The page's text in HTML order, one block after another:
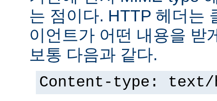
는 점이다. HTTP 헤더는
이언트가 어떤 내용을 받
보통 다음과 같다.
Content-type: text/